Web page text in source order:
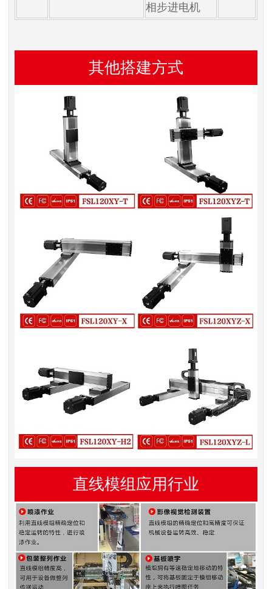
相步进电机
其他搭建方式
直线模组应用行业